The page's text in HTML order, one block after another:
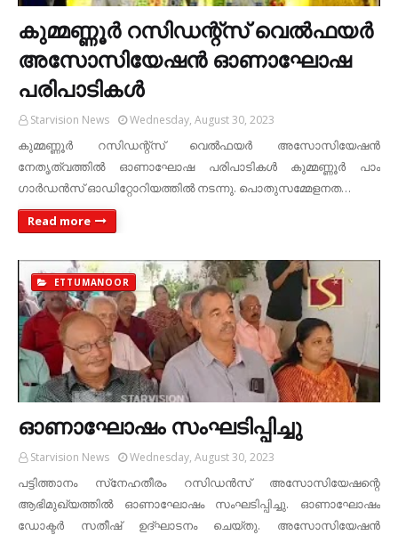
കുമ്മണ്ണൂര്‍ റസിഡന്റ്‌സ് വെല്‍ഫയര്‍
അസോസിയേഷന്‍ ഓണാഘോഷ
പരിപാടികള്‍
Starvision News Wednesday, August 30, 2023
കുമ്മണ്ണൂര്‍ റസിഡന്റ്‌സ് വെല്‍ഫയര്‍ അസോസിയേഷന്‍
നേതൃത്വത്തില്‍ ഓണാഘോഷ പരിപാടികള്‍ കുമ്മണ്ണൂര്‍ പാം
ഗാര്‍ഡന്‍സ് ഓഡിറ്റോറിയത്തില്‍ നടന്നു. പൊതുസമ്മേളനത…
Read more
ETTUMANOOR
ഓണാഘോഷം സംഘടിപ്പിച്ചു
Starvision News Wednesday, August 30, 2023
പട്ടിത്താനം സ്‌നേഹതീരം റസിഡന്‍സ് അസോസിയേഷന്റെ
ആഭിമുഖ്യത്തില്‍ ഓണാഘോഷം സംഘടിപ്പിച്ചു. ഓണാഘോഷം
ഡോക്ടര്‍ സതീഷ് ഉദ്ഘാടനം ചെയ്തു. അസോസിയേഷന്‍